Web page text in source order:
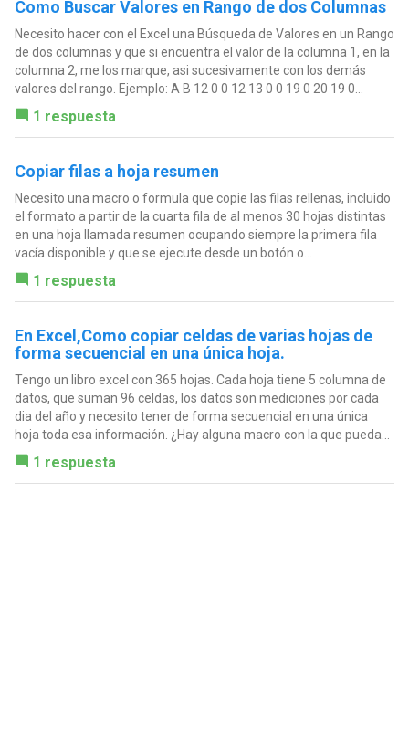
Como Buscar Valores en Rango de dos Columnas
Necesito hacer con el Excel una Búsqueda de Valores en un Rango
de dos columnas y que si encuentra el valor de la columna 1, en la
columna 2, me los marque, asi sucesivamente con los demás
valores del rango. Ejemplo: A B 12 0 0 12 13 0 0 19 0 20 19 0...
1 respuesta
Copiar filas a hoja resumen
Necesito una macro o formula que copie las filas rellenas, incluido
el formato a partir de la cuarta fila de al menos 30 hojas distintas
en una hoja llamada resumen ocupando siempre la primera fila
vacía disponible y que se ejecute desde un botón o...
1 respuesta
En Excel,Como copiar celdas de varias hojas de
forma secuencial en una única hoja.
Tengo un libro excel con 365 hojas. Cada hoja tiene 5 columna de
datos, que suman 96 celdas, los datos son mediciones por cada
dia del año y necesito tener de forma secuencial en una única
hoja toda esa información. ¿Hay alguna macro con la que pueda...
1 respuesta